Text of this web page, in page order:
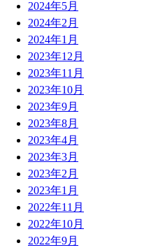
2024年5月
2024年2月
2024年1月
2023年12月
2023年11月
2023年10月
2023年9月
2023年8月
2023年4月
2023年3月
2023年2月
2023年1月
2022年11月
2022年10月
2022年9月